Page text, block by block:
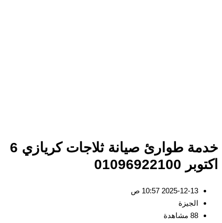
خدمة طوارئ صيانة ثلاجات كريازي 6
اكتوبر 01096922100
2025-12-13 10:57 ص
الجيزة
88 مشاهدة